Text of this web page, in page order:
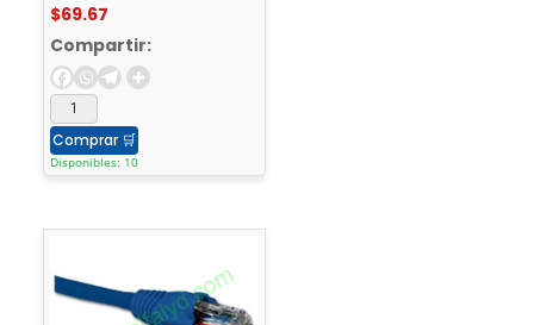
$69.67
Compartir:
Comprar 🛒
Disponibles: 10